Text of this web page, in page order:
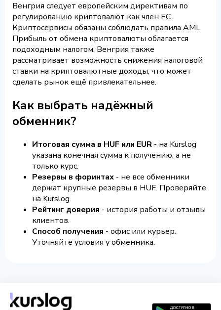
Венгрия следует европейским директивам по
регулированию криптовалют как член ЕС.
Криптосервисы обязаны соблюдать правила AML.
Прибыль от обмена криптовалюты облагается
подоходным налогом. Венгрия также
рассматривает возможность снижения налоговой
ставки на криптовалютные доходы, что может
сделать рынок ещё привлекательнее.
Как выбрать надёжный
обменник?
Итоговая сумма в HUF или EUR - на Kurslog
указана конечная сумма к получению, а не
только курс.
Резервы в форинтах - не все обменники
держат крупные резервы в HUF. Проверяйте
на Kurslog.
Рейтинг доверия - история работы и отзывы
клиентов.
Способ получения - офис или курьер.
Уточняйте условия у обменника.